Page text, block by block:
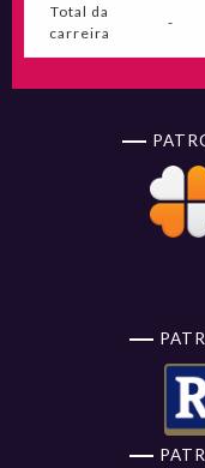
Total da
carreira
-